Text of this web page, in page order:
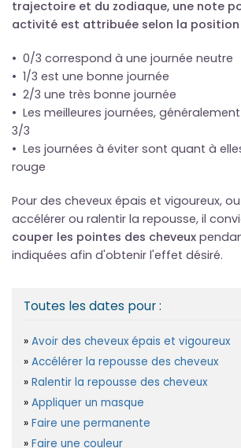
trajectoire et du zodiaque, une note
activité est attribuée selon la position
• 0/3 correspond à une journée neutre
• 1/3 est une bonne journée
• 2/3 une très bonne journée
• Les meilleures journées,
3/3
• Les journées à éviter sont quant à
rouge
Pour des cheveux épais et vigoureux,
accélérer ou ralentir la repousse, il
couper les pointes des cheveux
indiquées afin d'obtenir l'effet désiré.
Toutes les dates pour :
Avoir des cheveux épais et vigoureux
Accélérer la repousse des cheveux
Ralentir la repousse des cheveux
Appliquer un masque
Faire une permanente
Faire une couleur